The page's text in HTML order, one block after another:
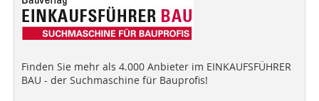
Finden Sie mehr als 4.000 Anbieter im EINKAUFSFÜHRER
BAU - der Suchmaschine für Bauprofis!